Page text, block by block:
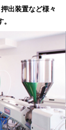
出装置など様々